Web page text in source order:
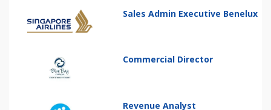
Sales Admin Executive Benelux
Commercial Director
Revenue Analyst